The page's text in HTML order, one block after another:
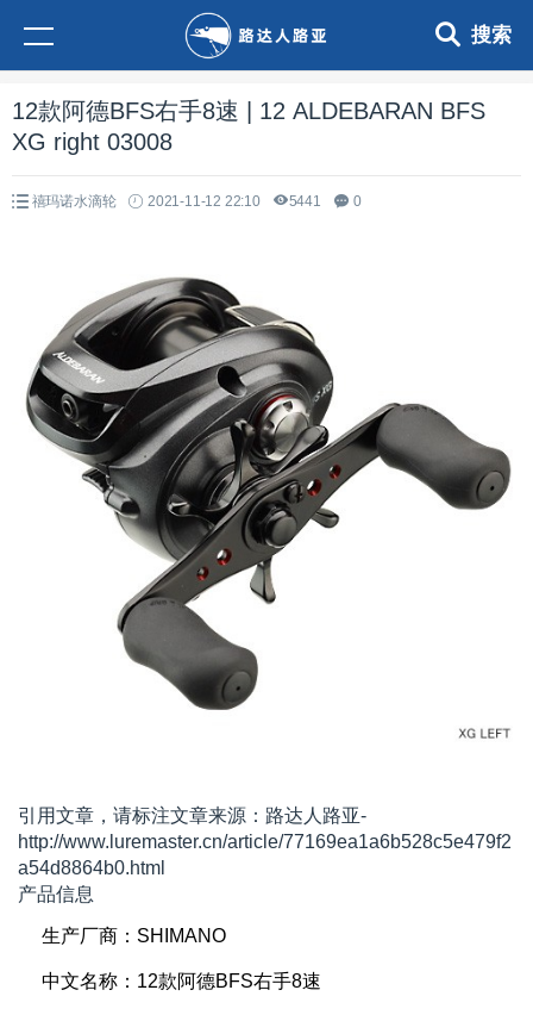
搜索
12款阿德BFS右手8速 | 12 ALDEBARAN BFS
XG right 03008
禧玛诺水滴轮 2021-11-12 22:10 5441 0
引用文章，请标注文章来源：路达人路亚-
http://www.luremaster.cn/article/77169ea1a6b528c5e479f2
a54d8864b0.html
产品信息
生产厂商：SHIMANO
中文名称：12款阿德BFS右手8速